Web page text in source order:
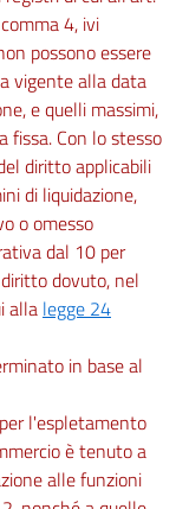
4, ivi
possono essere
vigente alla data
e quelli massimi,
fissa. Con lo stesso
diritto applicabili
di liquidazione,
o omesso
dal 10 per
dovuto, nel
alla legge 24
in base al
l'espletamento
è tenuto a
alle funzioni